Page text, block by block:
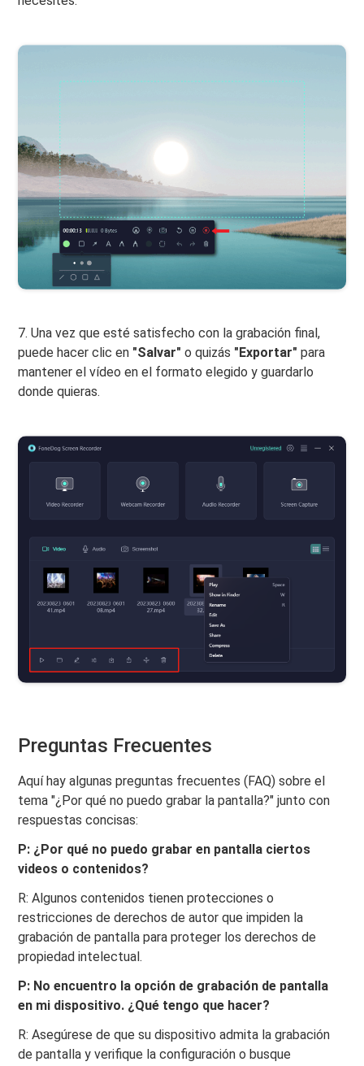
7. Una vez que esté satisfecho con la grabación final,
puede hacer clic en "Salvar" o quizás "Exportar" para
mantener el vídeo en el formato elegido y guardarlo
donde quieras.
Preguntas Frecuentes
Aquí hay algunas preguntas frecuentes (FAQ) sobre el
tema "¿Por qué no puedo grabar la pantalla?" junto con
respuestas concisas:
P: ¿Por qué no puedo grabar en pantalla ciertos
videos o contenidos?
R: Algunos contenidos tienen protecciones o
restricciones de derechos de autor que impiden la
grabación de pantalla para proteger los derechos de
propiedad intelectual.
P: No encuentro la opción de grabación de pantalla
en mi dispositivo. ¿Qué tengo que hacer?
R: Asegúrese de que su dispositivo admita la grabación
de pantalla y verifique la configuración o busque